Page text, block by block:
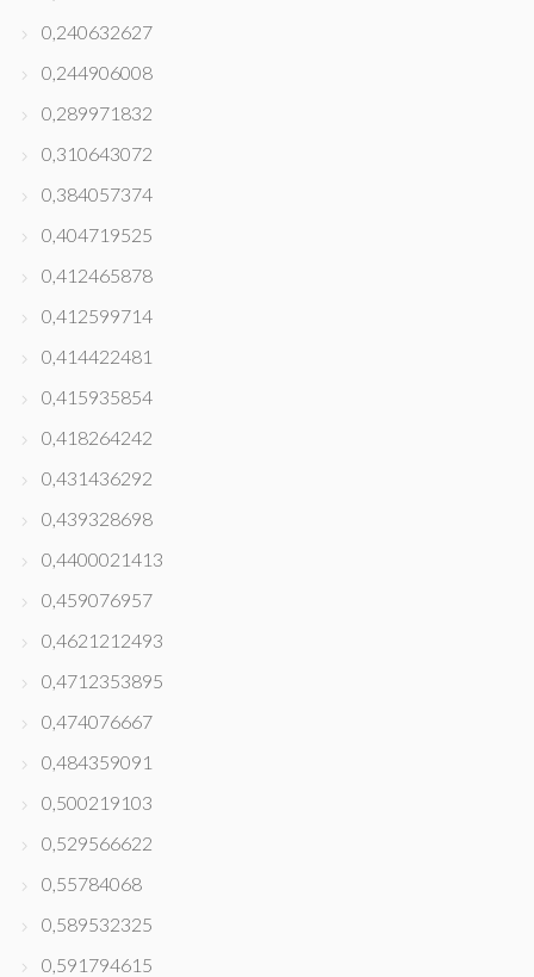
0,240632627
0,244906008
0,289971832
0,310643072
0,384057374
0,404719525
0,412465878
0,412599714
0,414422481
0,415935854
0,418264242
0,431436292
0,439328698
0,4400021413
0,459076957
0,4621212493
0,4712353895
0,474076667
0,484359091
0,500219103
0,529566622
0,55784068
0,589532325
0,591794615